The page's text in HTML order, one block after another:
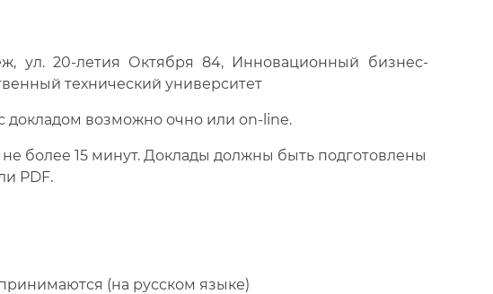
ул. 20-летия Октября 84, Инновационный бизнес-
технический университет
возможно очно или on-line.
более 15 минут. Доклады должны быть подготовлены
PDF.
(на русском языке)